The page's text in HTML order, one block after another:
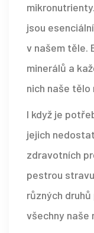
jsou
v našem těle.
minerálů a
nich naše
I když je
jejich
zdravotních
pestrou
různých
všechny naše